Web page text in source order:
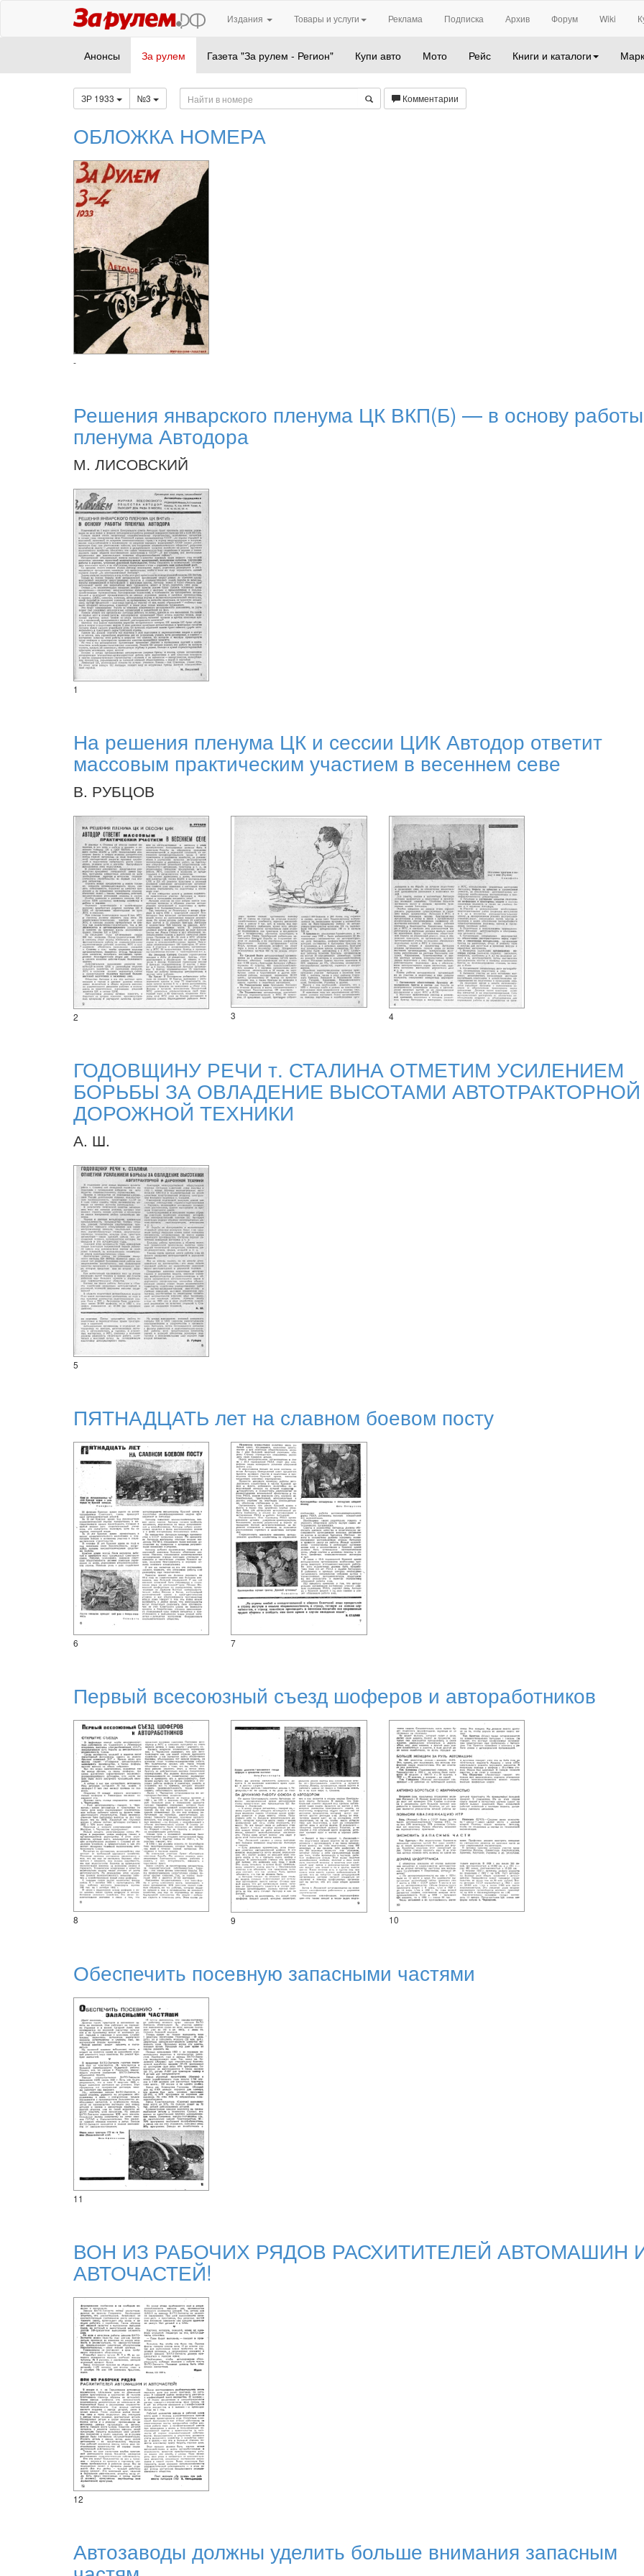
Издания Товары и услуги Реклама Подписка Архив Форум Wiki
Анонсы За рулем Газета "За рулем - Регион" Купи авто Мото Рейс Книги и каталоги
ЗР 1933 №3 Комментарии
ОБЛОЖКА НОМЕРА
-
Решения январского пленума ЦК ВКП(Б) — в основу работы
пленума Автодора
М. ЛИСОВСКИЙ
1
На решения пленума ЦК и сессии ЦИК Автодор ответит
массовым практическим участием в весеннем севе
В. РУБЦОВ
2 3 4
ГОДОВЩИНУ РЕЧИ т. СТАЛИНА ОТМЕТИМ УСИЛЕНИЕМ
БОРЬБЫ ЗА ОВЛАДЕНИЕ ВЫСОТАМИ
ДОРОЖНОЙ ТЕХНИКИ
А. Ш.
5
ПЯТНАДЦАТЬ лет на славном боевом посту
6 7
Первый всесоюзный съезд шоферов и автоработников
8 9 10
Обеспечить посевную запасными частями
11
ВОН ИЗ РАБОЧИХ РЯДОВ РАСХИТИТЕЛЕЙ АВТОМАШИН
АВТОЧАСТЕЙ!
12
Автозаводы должны уделить больше внимания запасным